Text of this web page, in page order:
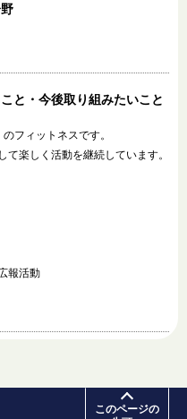
と・ 今後取り組みたいこと
フィットネスです。
楽しく活動を継続しています。
報活動
このページの